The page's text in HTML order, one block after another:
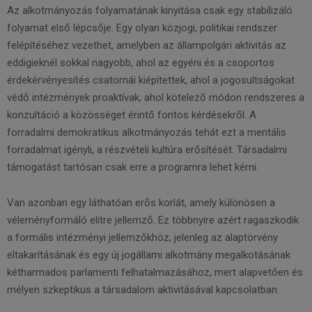
Az alkotmányozás folyamatának kinyitása csak egy stabilizáló
folyamat első lépcsője. Egy olyan közjogi, politikai rendszer
felépítéséhez vezethet, amelyben az állampolgári aktivitás az
eddigieknél sokkal nagyobb, ahol az egyéni és a csoportos
érdekérvényesítés csatornái kiépítettek, ahol a jogosultságokat
védő intézmények proaktívak, ahol kötelező módon rendszeres a
konzultáció a közösséget érintő fontos kérdésekről. A
forradalmi demokratikus alkotmányozás tehát ezt a mentális
forradalmat igényli, a részvételi kultúra erősítését. Társadalmi
támogatást tartósan csak erre a programra lehet kérni.
Van azonban egy láthatóan erős korlát, amely különösen a
véleményformáló elitre jellemző. Ez többnyire azért ragaszkodik
a formális intézményi jellemzőkhöz, jelenleg az alaptörvény
eltakarításának és egy új jogállami alkotmány megalkotásának
kétharmados parlamenti felhatalmazásához, mert alapvetően és
mélyen szkeptikus a társadalom aktivitásával kapcsolatban.